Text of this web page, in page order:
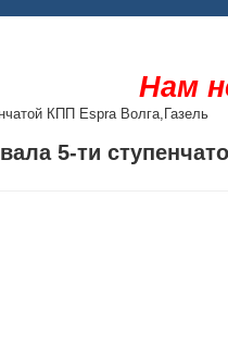
Нам
КПП Espra Волга,Газель
5-ти